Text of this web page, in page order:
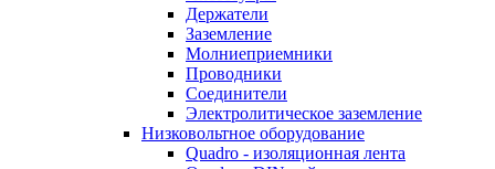
Держатели
Заземление
Молниеприемники
Проводники
Соединители
Электролитическое заземление
Низковольтное оборудование
Quadro - изоляционная лента